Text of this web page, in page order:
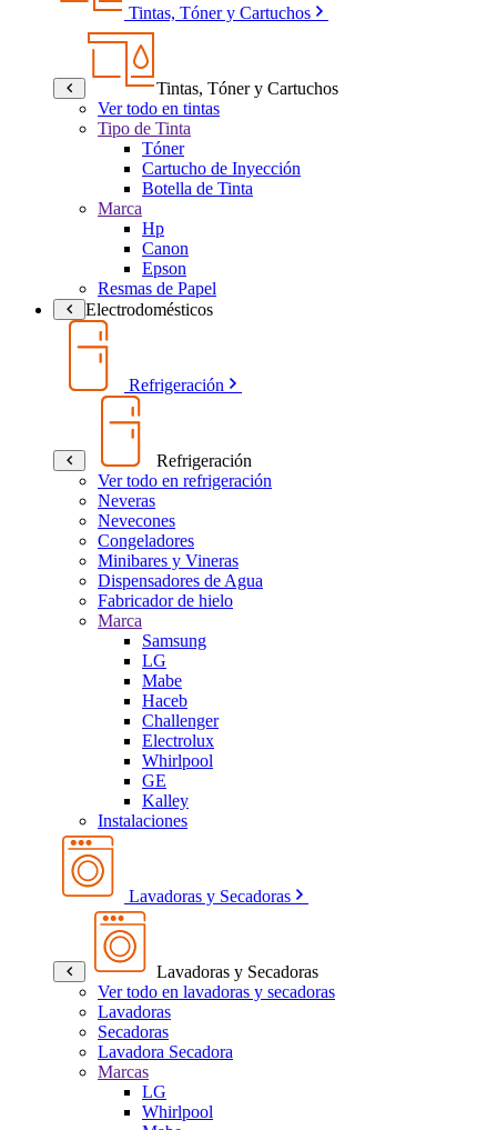
Tintas, Tóner y Cartuchos
Tintas, Tóner y Cartuchos
Ver todo en tintas
Tipo de Tinta
Tóner
Cartucho de Inyección
Botella de Tinta
Marca
Hp
Canon
Epson
Resmas de Papel
Electrodomésticos
Refrigeración
Refrigeración
Ver todo en refrigeración
Neveras
Nevecones
Congeladores
Minibares y Vineras
Dispensadores de Agua
Fabricador de hielo
Marca
Samsung
LG
Mabe
Haceb
Challenger
Electrolux
Whirlpool
GE
Kalley
Instalaciones
Lavadoras y Secadoras
Lavadoras y Secadoras
Ver todo en lavadoras y secadoras
Lavadoras
Secadoras
Lavadora Secadora
Marcas
LG
Whirlpool